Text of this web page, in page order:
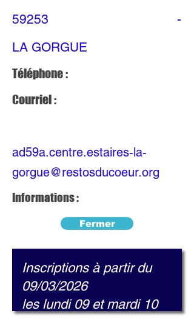
59253
-
LA GORGUE
Téléphone :
Courriel :
ad59a.centre.estaires-la-
gorgue@restosducoeur.org
Informations :
Fermer